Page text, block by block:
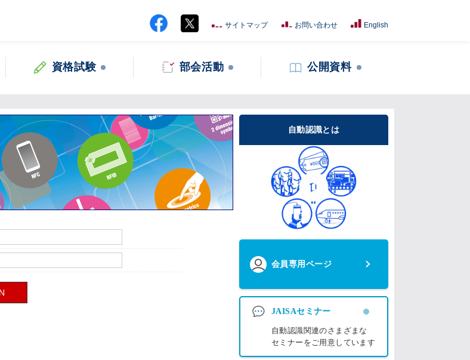
サイトマップ お問い合わせ English
資格試験 部会活動 公開資料
自動認識とは
会員専用ページ
JAISAセミナー
自動認識関連のさまざまな
セミナーをご用意しています